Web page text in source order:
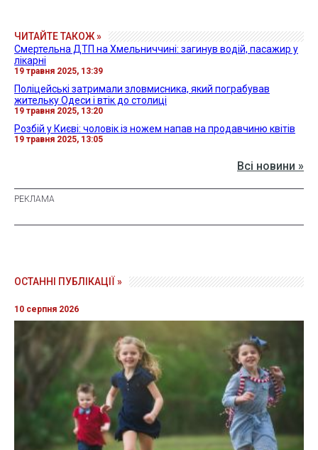
ЧИТАЙТЕ ТАКОЖ »
Смертельна ДТП на Хмельниччині: загинув водій, пасажир у
лікарні
19 травня 2025, 13:39
Поліцейські затримали зловмисника, який пограбував
жительку Одеси і втік до столиці
19 травня 2025, 13:20
Розбій у Києві: чоловік із ножем напав на продавчиню квітів
19 травня 2025, 13:05
Всі новини »
ОСТАННІ ПУБЛІКАЦІЇ »
10 серпня 2026